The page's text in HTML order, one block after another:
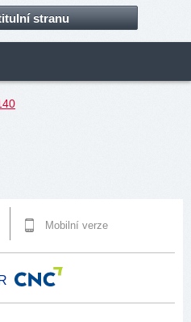
stranu
Mobilní verze